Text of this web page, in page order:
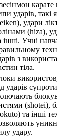
карате
ударів, такі
удари
(hiza),
інші. Учні
з
тіла.
ударів
(shotei),
та інші
удару.